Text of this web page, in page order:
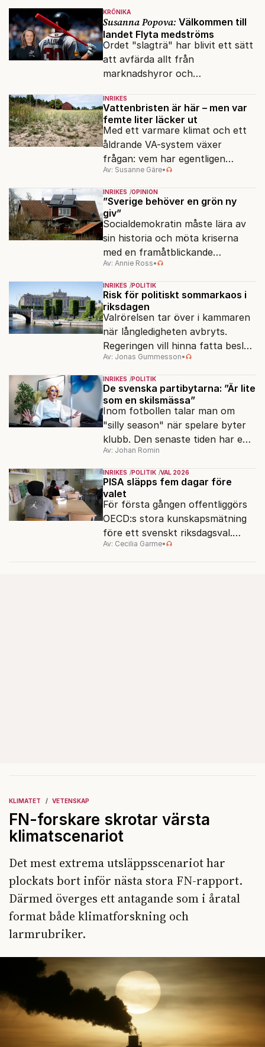
KRÖNIKA
Susanna Popova: Välkommen till
landet Flyta medströms
Ordet "slagträ" har blivit ett sätt
att avfärda allt från
marknadshyror och
om antisemitism.
INRIKES
Vattenbristen är här – men var
femte liter läcker ut
Med ett varmare klimat och ett
åldrande VA-system växer
frågan: vem har egentligen
ansvar för Sveriges
vattenresurser?
Av: Susanne Gäre•
INRIKES OPINION
”Sverige behöver en grön ny
giv”
Socialdemokratin måste lära av
sin historia och möta kriserna
med en framåtblickande
strukturpolitik för att göra
Sverige långsiktigt hållbart,
jämlikt och kriståligt.
Av: Annie Ross•
INRIKES POLITIK
Risk för politiskt sommarkaos i
riksdagen
Valrörelsen tar över i kammaren
när långledigheten avbryts.
Regeringen vill hinna fatta beslut
före valet – men oppositionen
ser sin chans att pressa
Tidösidan.
Av: Jonas Gummesson•
INRIKES POLITIK
De svenska partibytarna: ”Är lite
som en skilsmässa”
Inom fotbollen talar man om
"silly season" när spelare byter
klubb. Den senaste tiden har en
rad svenska politiker bytt parti –
men varför, och vad skiljer
partiernas interna kulturer åt?
Av: Johan Romin
INRIKES POLITIK VAL 2026
PISA släpps fem dagar före
valet
För första gången offentliggörs
OECD:s stora kunskapsmätning
före ett svenskt riksdagsval.
Resultatet kan ge skolfrågan ny
Av: Cecilia Garme•
KLIMATET VETENSKAP
FN-forskare skrotar värsta
klimatscenariot
Det mest extrema utsläppsscenariot har
plockats bort inför nästa stora FN-rapport.
Därmed överges ett antagande som i åratal
format både klimatforskning och
larmrubriker.